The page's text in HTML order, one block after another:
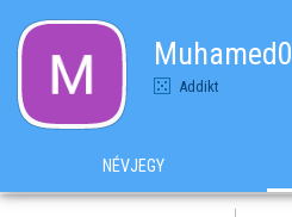
Muhamed0
Addikt
NÉVJEGY